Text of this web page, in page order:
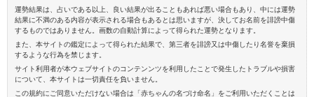
運勢結果は、占いである以上、良い結果が出ることもあれば悪い場合もあり、中には運勢
結果に不満のある内容が表示される場合もあるとは思いますが、決してお名前を誹謗中傷
するものではありません。画数の自動計算によって得られた運勢となります。
また、本サイトの鑑定によって得られた結果で、第三者を誹謗又は中傷したり名誉を棄損
するような行為を禁じます。
サイト利用者が本ウェブサイトのコンテンンツを利用したことで発生したトラブルや損害
について、本サイトは一切責任を負いません。
この規約にご同意いただけない場合は「赤ちゃんの名づけ命名」をご利用いただくことは